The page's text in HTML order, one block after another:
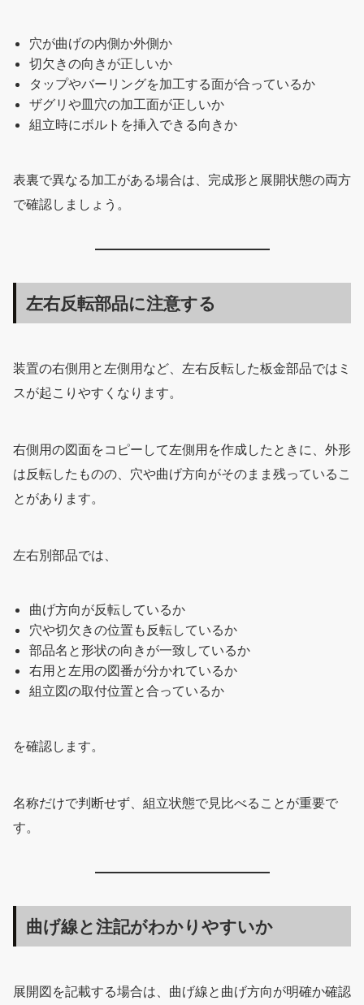
穴が曲げの内側か外側か
切欠きの向きが正しいか
タップやバーリングを加工する面が合っているか
ザグリや皿穴の加工面が正しいか
組立時にボルトを挿入できる向きか
表裏で異なる加工がある場合は、完成形と展開状態の両方
で確認しましょう。
左右反転部品に注意する
装置の右側用と左側用など、左右反転した板金部品ではミ
スが起こりやすくなります。
右側用の図面をコピーして左側用を作成したときに、外形
は反転したものの、穴や曲げ方向がそのまま残っているこ
とがあります。
左右別部品では、
曲げ方向が反転しているか
穴や切欠きの位置も反転しているか
部品名と形状の向きが一致しているか
右用と左用の図番が分かれているか
組立図の取付位置と合っているか
を確認します。
名称だけで判断せず、組立状態で見比べることが重要で
す。
曲げ線と注記がわかりやすいか
展開図を記載する場合は、曲げ線と曲げ方向が明確か確認